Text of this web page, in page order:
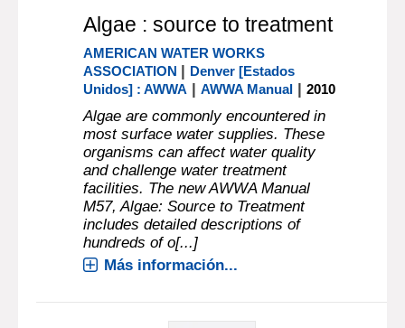
Algae : source to treatment
AMERICAN WATER WORKS
ASSOCIATION | Denver [Estados
Unidos] : AWWA |AWWA Manual |2010
Algae are commonly encountered in
most surface water supplies. These
organisms can affect water quality
and challenge water treatment
facilities. The new AWWA Manual
M57, Algae: Source to Treatment
includes detailed descriptions of
hundreds of o[...]
Más información...